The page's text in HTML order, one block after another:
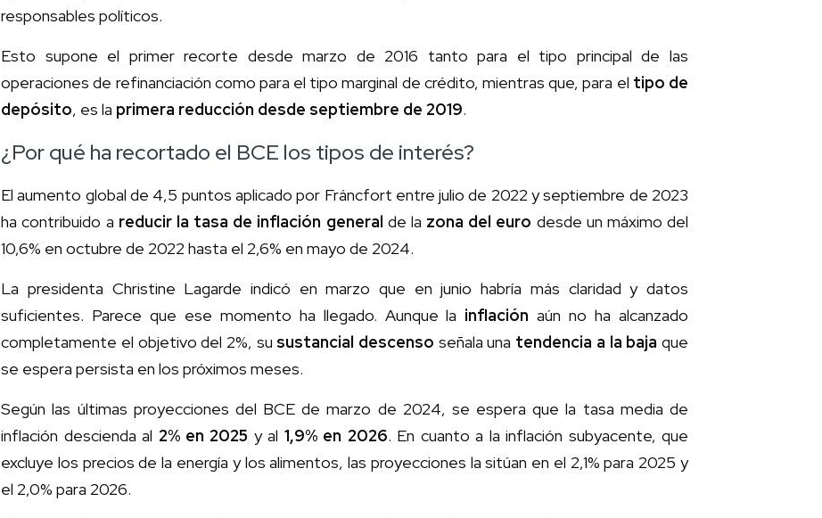
responsables políticos.
Esto supone el primer recorte desde marzo de 2016 tanto para el tipo principal de las
operaciones de refinanciación como para el tipo marginal de crédito, mientras que, para el tipo de
depósito, es la primera reducción desde septiembre de 2019.
¿Por qué ha recortado el BCE los tipos de interés?
El aumento global de 4,5 puntos aplicado por Fráncfort entre julio de 2022 y septiembre de 2023
ha contribuido a reducir la tasa de inflación general de la zona del euro desde un máximo del
10,6% en octubre de 2022 hasta el 2,6% en mayo de 2024.
La presidenta Christine Lagarde indicó en marzo que en junio habría más claridad y datos
suficientes. Parece que ese momento ha llegado. Aunque la inflación aún no ha alcanzado
completamente el objetivo del 2%, su sustancial descenso señala una tendencia a la baja que
se espera persista en los próximos meses.
Según las últimas proyecciones del BCE de marzo de 2024, se espera que la tasa media de
inflación descienda al 2% en 2025 y al 1,9% en 2026. En cuanto a la inflación subyacente, que
excluye los precios de la energía y los alimentos, las proyecciones la sitúan en el 2,1% para 2025 y
el 2,0% para 2026.